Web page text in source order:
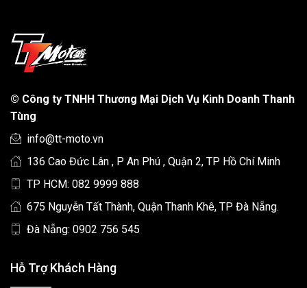
© Công ty TNHH Thương Mại Dịch Vụ Kinh Doanh Thanh
Tùng
info@tt-moto.vn
136 Cao Đức Lân , P An Phú , Quận 2, TP Hồ Chí Minh
TP HCM: 082 9999 888
675 Nguyễn Tất Thành, Quận Thanh Khê, TP Đà Nẵng.
Đà Nẵng: 0902 756 545
Hỗ Trợ Khách Hàng